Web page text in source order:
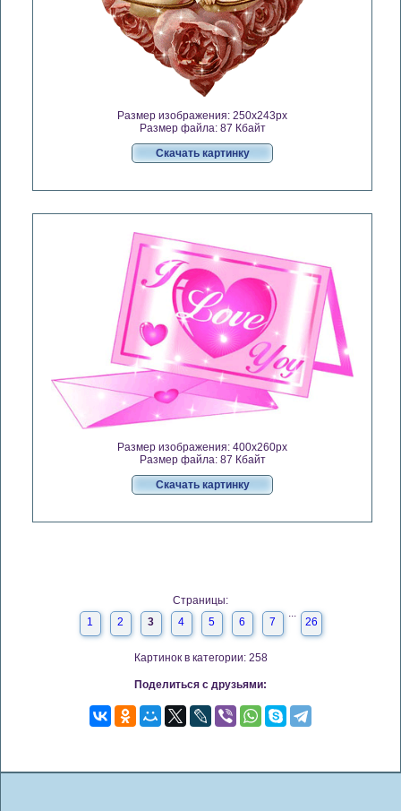
Размер изображения: 250x243px
Размер файла: 87 Кбайт
Скачать картинку
Размер изображения: 400x260px
Размер файла: 87 Кбайт
Скачать картинку
Страницы:
1
2 3 4 5 6 7
...
26
Картинок в категории: 258
Поделиться с друзьями: